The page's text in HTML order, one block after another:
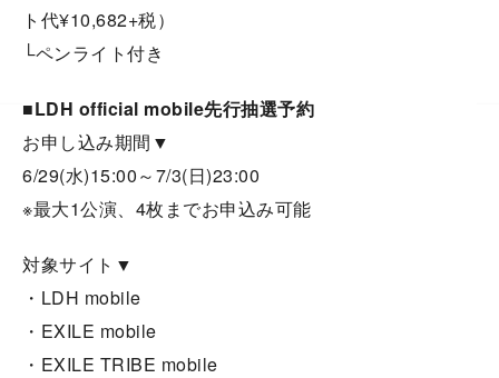
ト代¥10,682+税）
└ペンライト付き
■LDH official mobile先行抽選予約
お申し込み期間▼
6/29(水)15:00～7/3(日)23:00
※最大1公演、4枚までお申込み可能
対象サイト▼
・LDH mobile
・EXILE mobile
・EXILE TRIBE mobile